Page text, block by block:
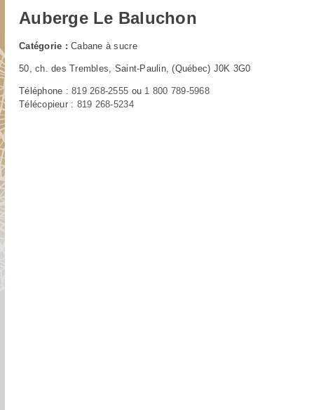
Auberge Le Baluchon
Catégorie : Cabane à sucre
50, ch. des Trembles, Saint-Paulin, (Québec) J0K 3G0
Téléphone :819 268-2555 ou 1 800 789-5968
Télécopieur : 819 268-5234